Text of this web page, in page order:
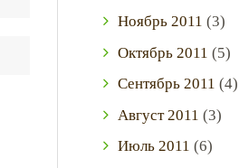
Ноябрь 2011 (3)
Октябрь 2011 (5)
Сентябрь 2011 (4)
Август 2011 (3)
Июль 2011 (6)